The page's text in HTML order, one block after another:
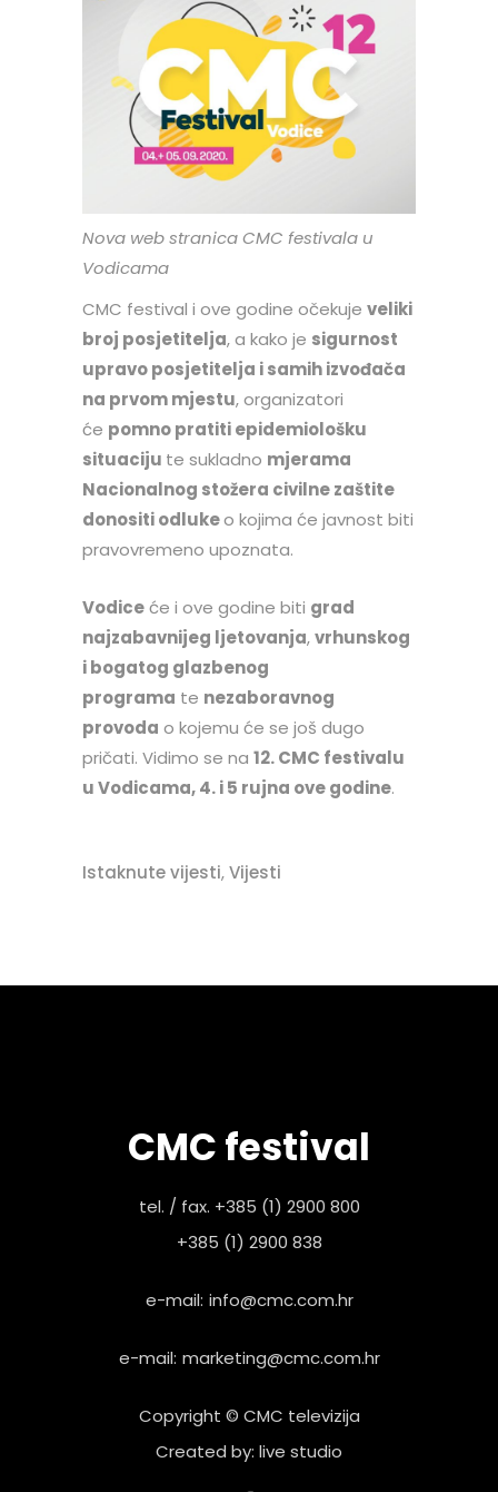
Nova web stranica CMC festivala u
Vodicama
CMC festival i ove godine očekuje veliki
broj posjetitelja, a kako je sigurnost
upravo posjetitelja i samih izvođača
na prvom mjestu, organizatori
će pomno pratiti epidemiološku
situaciju te sukladno mjerama
Nacionalnog stožera civilne zaštite
donositi odlukeo kojima će javnost biti
pravovremeno upoznata.
Vodiceće i ove godine biti grad
najzabavnijeg ljetovanja,vrhunskog
i bogatog glazbenog
programa te nezaboravnog
provoda o kojemu će se još dugo
pričati. Vidimo se na 12. CMC festivalu
u Vodicama, 4. i 5 rujna ove godine.
Istaknute vijesti,Vijesti
CMC festival
tel. / fax. +385 (1) 2900 800
+385 (1) 2900 838
e-mail: info@cmc.com.hr
e-mail: marketing@cmc.com.hr
Copyright © CMC televizija
Created by: live studio